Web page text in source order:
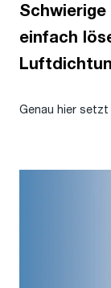
einfach
Genau hier setzt